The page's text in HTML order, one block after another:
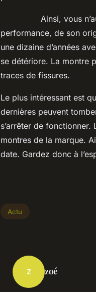
Ainsi, vous n’aurez
performance, de son
une dizaine d’années
se détériore. La montre
traces de fissures.
Le plus intéressant est
dernières peuvent
s’arrêter de
montres de la marque.
date. Gardez donc à
Actu
Z zoé